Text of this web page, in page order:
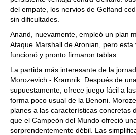
del empate, los nervios de Gelfand
sin dificultades.
Anand, nuevamente, empleó un plan
Ataque Marshall de Aronian, pero
funcionó y pronto firmaron tablas.
La partida más interesante de la
Morozevich - Kramnik. Después de
supuestamente, ofrece juego fácil a
forma poco usual de la Benoni.
planes a las características concretas
que el Campeón del Mundo ofreció
sorprendentemente débil. Las